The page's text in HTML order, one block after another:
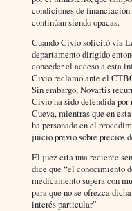
condiciones de
continúan siendo opacas.
Cuando Civio solicitó vía
departamento dirigido
conceder el acceso a esta
Civio reclamó ante el
Sin embargo, Novartis
Civio ha sido defendida por
Cueva, mientras que en
ha personado en el
juicio previo sobre precios
El juez cita una reciente
dice que “el conocimiento
medicamento supera con
para que no se ofrezca
interés particular”